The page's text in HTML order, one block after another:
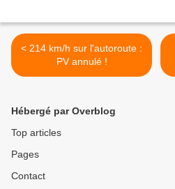
< 214 km/h sur l'autoroute :
PV annulé !
Hébergé par Overblog
Top articles
Pages
Contact